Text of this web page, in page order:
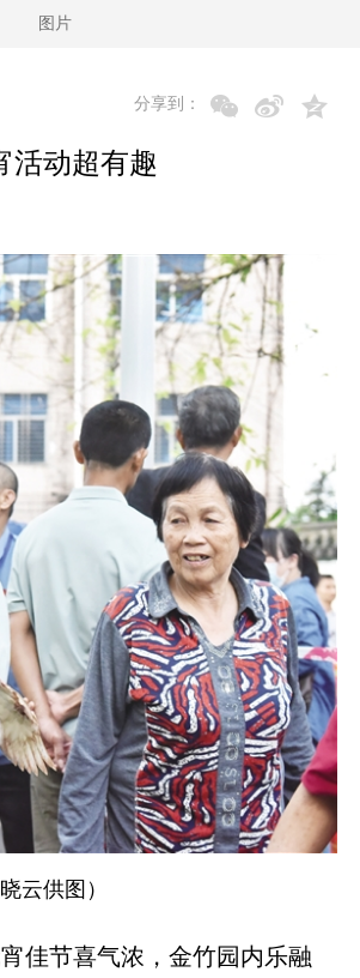
图片
分享到：
动超有趣
云供图）
佳节喜气浓，金竹园内乐融